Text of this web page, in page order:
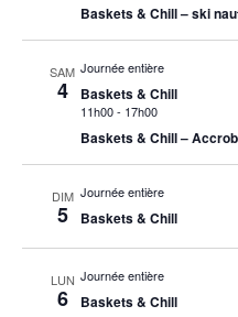
Baskets & Chill – ski
SAM
4
Journée entière
Baskets & Chill
11h00- 17h00
Baskets & Chill –
DIM
5
Journée entière
Baskets & Chill
LUN
6
Journée entière
Baskets & Chill